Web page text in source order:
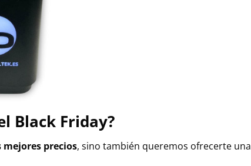
Black Friday?
precios, sino también queremos ofrecerte una